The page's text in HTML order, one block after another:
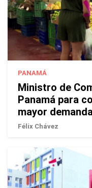
PANAMÁ
Ministro de
Panamá para
mayor
Félix Chávez